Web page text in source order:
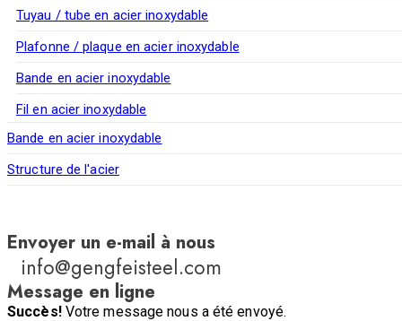
Tuyau / tube en acier inoxydable
Plafonne / plaque en acier inoxydable
Bande en acier inoxydable
Fil en acier inoxydable
Bande en acier inoxydable
Structure de l'acier
Envoyer un e-mail à nous
info@gengfeisteel.com
Message en ligne
Succès!Votre message nous a été envoyé.